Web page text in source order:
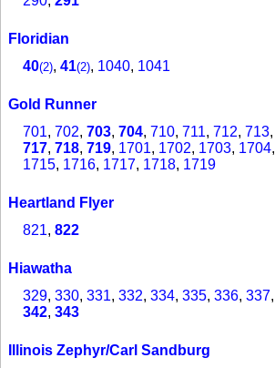
Floridian
40(2), 41(2), 1040, 1041
Gold Runner
701, 702, 703, 704, 710, 711, 712, 713,
717, 718, 719, 1701, 1702, 1703, 1704,
1715, 1716, 1717, 1718, 1719
Heartland Flyer
821, 822
Hiawatha
329, 330, 331, 332, 334, 335, 336, 337,
342, 343
Illinois Zephyr/Carl Sandburg